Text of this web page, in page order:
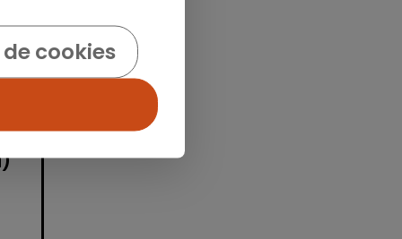
cookies